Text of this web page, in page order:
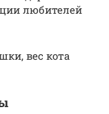
любителей
вес кота